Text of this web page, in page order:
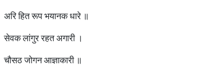
अरि हित रूप भयानक धारे ॥
सेवक लांगुर रहत अगारी ।
चौसठ जोगन आज्ञाकारी ॥